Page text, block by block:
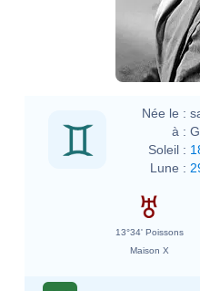
Née le :
à :
Soleil :
Lune :
13°34' Poissons
Maison X